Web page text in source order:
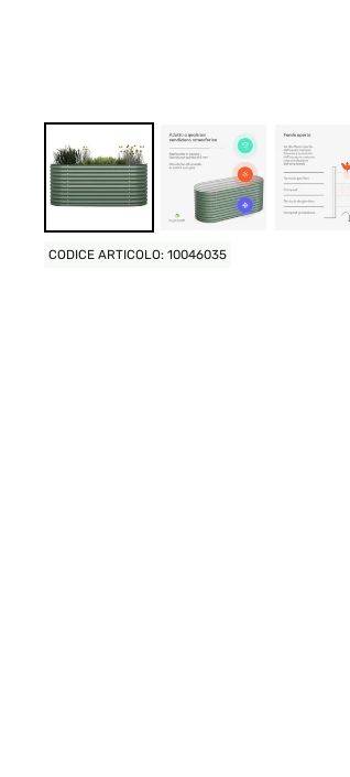
CODICE ARTICOLO: 10046035